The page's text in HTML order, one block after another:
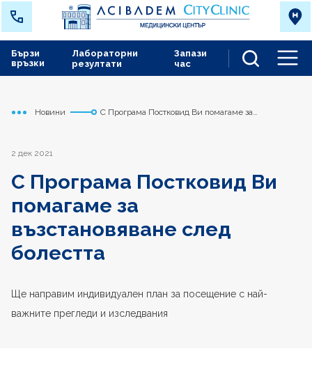
Лабораторни
резултати
Запази
час
Бързи
връзки
Начало
Варна
Новини
С Програма Постковид Ви помагаме за
2 дек 2021
С Програма Постковид Ви
помагаме за
възстановяване след
болестта
Ще направим индивидуален план за посещение с най-
важните прегледи и изследвания